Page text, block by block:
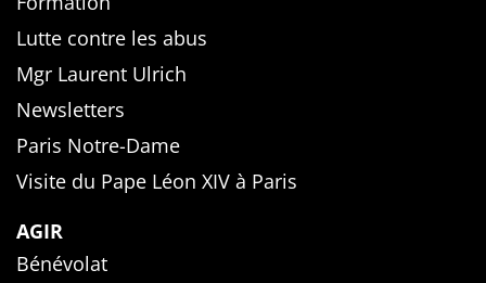
Lutte contre les abus
Mgr Laurent Ulrich
Newsletters
Paris Notre-Dame
Visite du Pape Léon XIV à Paris
AGIR
Bénévolat